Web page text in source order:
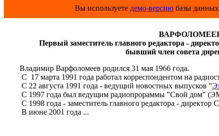
Вы используете демо-версию базы
ВАРФОЛОМЕЕВ
Первый заместитель главного редактора -
бывший член совета
Владимир Варфоломеев родился 31 мая 1966 года.
С 17 марта 1991 года работал корреспондентом на
С 22 августа 1991 года - ведущий новостных выпусков "
С 1997 года был ведущим радиопрораммы "Свой дом"
С 1998 года - заместитель главного редактора -
В июне 2001 года ...